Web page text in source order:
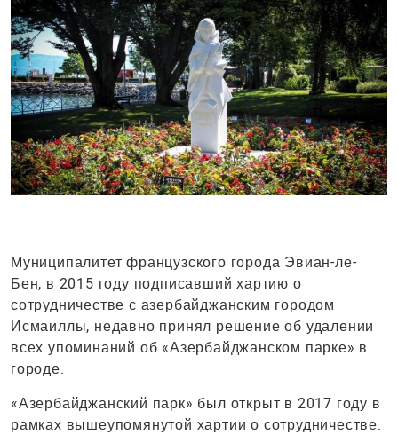
Муниципалитет французского города Эвиан-ле-
Бен, в 2015 году подписавший хартию о
сотрудничестве с азербайджанским городом
Исмаиллы, недавно принял решение об удалении
всех упоминаний об «Азербайджанском парке» в
городе.
«Азербайджанский парк» был открыт в 2017 году в
рамках вышеупомянутой хартии о сотрудничестве.